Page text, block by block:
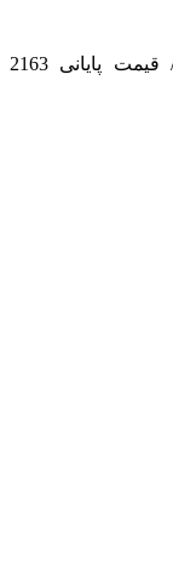
نماد «ومعادن» / آخرین معامله 2151 ریال/ قیمت پایانی 2163